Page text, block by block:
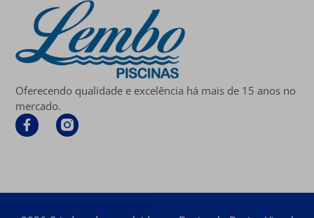
Oferecendo qualidade e excelência há mais de 15 anos no
mercado.